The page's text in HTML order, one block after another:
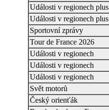
Události v regionech plus
Události v regionech plus
Sportovní zprávy
Tour de France 2026
Události v regionech
Události v regionech
Události v regionech
Svět motorů
Český orienťák